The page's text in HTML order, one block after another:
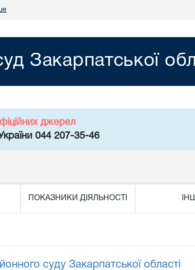
Закарпатської
джерел
044 207-35-46
ПОКАЗНИКИ ДІЯЛЬНОСТІ
суду Закарпатської області